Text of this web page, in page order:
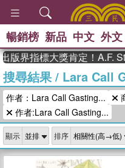
暢銷榜 新品 中文 外文
版界指標大獎肯定！A.F.
搜尋結果/ Lara Call
作者：Lara Call Gasting...
作者:Lara Call Gasting...
顯示 排序